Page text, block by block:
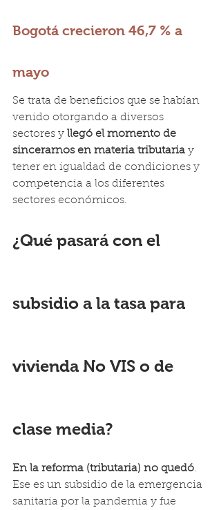
Bogotá crecieron 46,7 % a
mayo
Se trata de beneficios que se habían
venido otorgando a diversos
sectores y llegó el momento de
sincerarnos en materia tributaria y
tener en igualdad de condiciones y
competencia a los diferentes
sectores económicos.
¿Qué pasará con el
subsidio a la tasa para
vivienda No VIS o de
clase media?
En la reforma (tributaria) no quedó.
Ese es un subsidio de la emergencia
sanitaria por la pandemia y fue